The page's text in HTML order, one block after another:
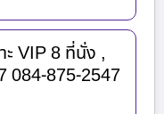
ะ VIP 8 ที่นั่ง ,
084-875-2547